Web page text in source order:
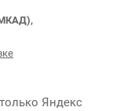
МКАД),
Яндекс